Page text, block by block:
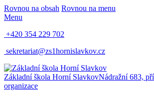
Rovnou na obsah Rovnou na menu
Menu
+420 354 229 702
sekretariat@zs1hornislavkov.cz
Základní škola Horní SlavkovNádražní 683,
organizace